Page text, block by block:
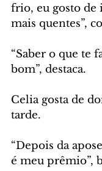
frio, eu gosto de
mais quentes”,
“Saber o que te
bom”, destaca.
Celia gosta de
tarde.
“Depois da
é meu prêmio”,